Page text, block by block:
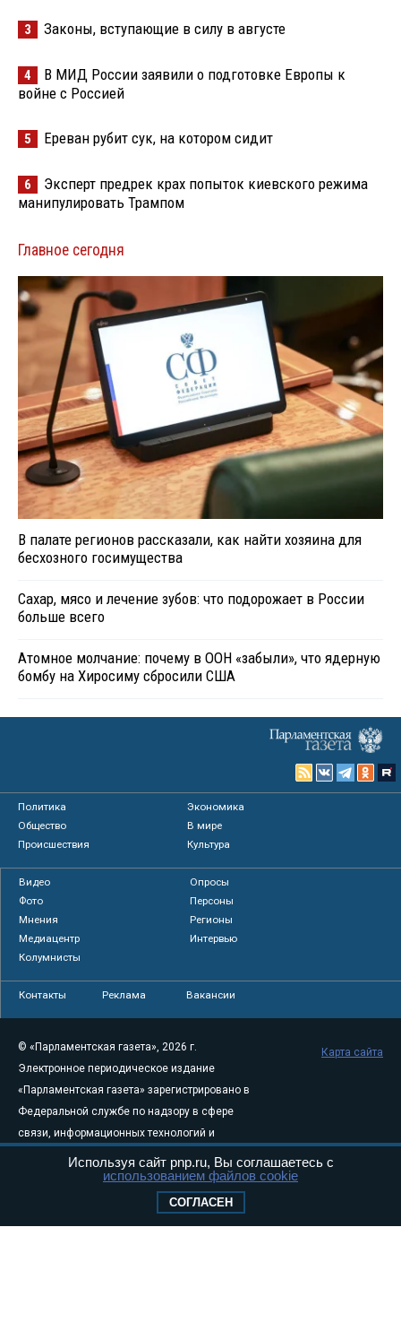
3 Законы, вступающие в силу в августе
4
В МИД России заявили о подготовке Европы к
войне с Россией
5 Ереван рубит сук, на котором сидит
6
Эксперт предрек крах попыток киевского режима
манипулировать Трампом
Главное сегодня
В палате регионов рассказали, как найти хозяина для
бесхозного госимущества
Сахар, мясо и лечение зубов: что подорожает в России
больше всего
Атомное молчание: почему в ООН «забыли», что ядерную
бомбу на Хиросиму сбросили США
Политика
Экономика
Общество
В мире
Происшествия
Культура
Видео
Опросы
Фото
Персоны
Мнения
Регионы
Медиацентр
Интервью
Колумнисты
Контакты Реклама Вакансии
© «Парламентская газета», 2026 г.
Электронное периодическое издание
«Парламентская газета» зарегистрировано в
Федеральной службе по надзору в сфере
связи, информационных технологий и
августа 2011 года. 18+
Свидетельство о регистрации Эл № ФС77-
Карта сайта
Используя сайт pnp.ru, Вы соглашаетесь с
использованием файлов cookie
СОГЛАСЕН